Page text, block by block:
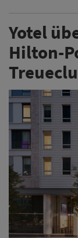
Yotel
Hilton-